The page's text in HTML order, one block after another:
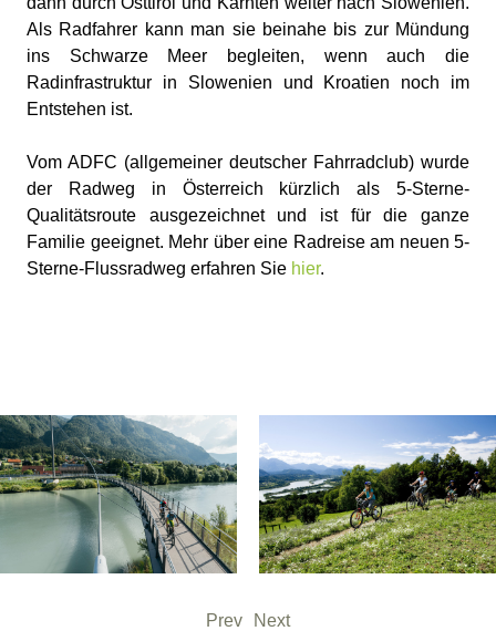
Als Radfahrer kann man sie beinahe bis zur Mündung
ins Schwarze Meer begleiten, wenn auch die
Radinfrastruktur in Slowenien und Kroatien noch im
Entstehen ist.
Vom ADFC (allgemeiner deutscher Fahrradclub) wurde
der Radweg in Österreich kürzlich als 5-Sterne-
Qualitätsroute ausgezeichnet und ist für die ganze
Familie geeignet. Mehr über eine Radreise am neuen 5-
Sterne-Flussradweg erfahren Sie hier.
Prev Next